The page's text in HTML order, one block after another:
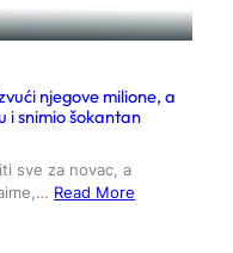
njegove milione, a
i snimio šokantan
sve za novac, a
Read More